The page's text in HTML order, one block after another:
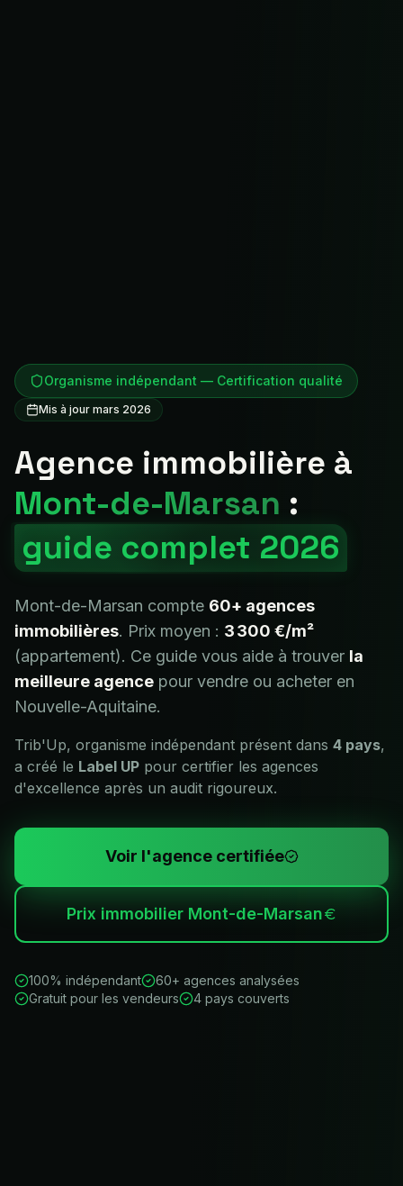
Organisme indépendant — Certification qualité
Mis à jour mars 2026
Agence immobilière à
Mont-de-Marsan :
guide complet 2026
Mont-de-Marsan compte 60+ agences
immobilières. Prix moyen : 3 300 €/m²
(appartement). Ce guide vous aide à trouver la
meilleure agence pour vendre ou acheter en
Nouvelle-Aquitaine.
Trib'Up, organisme indépendant présent dans 4 pays,
a créé le Label UP pour certifier les agences
d'excellence après un audit rigoureux.
Voir l'agence certifiée
Prix immobilier Mont-de-Marsan
100% indépendant
60+ agences analysées
Gratuit pour les vendeurs
4 pays couverts